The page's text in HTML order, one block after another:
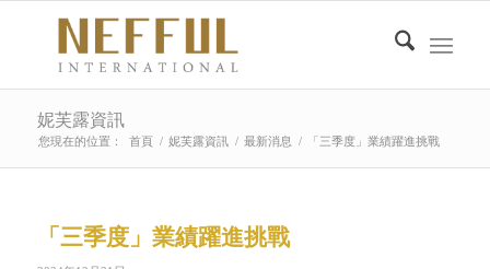
妮芙露資訊
您現在的位置： 首頁 / 妮芙露資訊 / 最新消息 / 「三季度」業績躍進挑戰
「三季度」業績躍進挑戰